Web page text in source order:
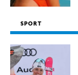
SPORT